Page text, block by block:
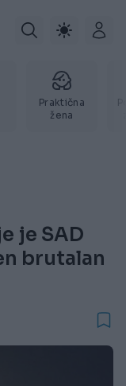
Praktična
žena
je SAD
brutalan